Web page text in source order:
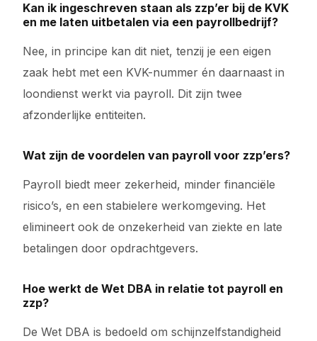
Kan ik ingeschreven staan als zzp’er bij de KVK
en me laten uitbetalen via een payrollbedrijf?
Nee, in principe kan dit niet, tenzij je een eigen
zaak hebt met een KVK-nummer én daarnaast in
loondienst werkt via payroll. Dit zijn twee
afzonderlijke entiteiten.
Wat zijn de voordelen van payroll voor zzp’ers?
Payroll biedt meer zekerheid, minder financiële
risico’s, en een stabielere werkomgeving. Het
elimineert ook de onzekerheid van ziekte en late
betalingen door opdrachtgevers.
Hoe werkt de Wet DBA in relatie tot payroll en
zzp?
De Wet DBA is bedoeld om schijnzelfstandigheid